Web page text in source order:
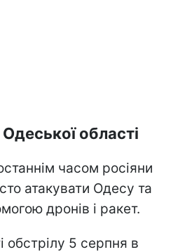
Одеської області
часом росіяни
атакувати Одесу та
дронів і ракет.
обстрілу 5 серпня в